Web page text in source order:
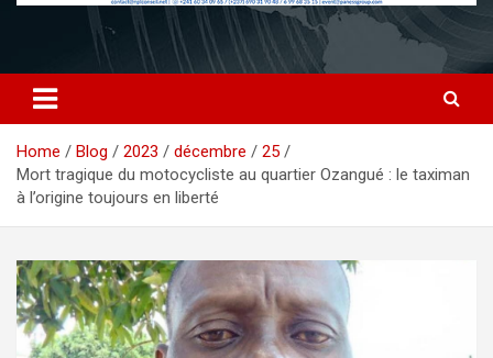
Home Blog 2023 décembre
25
Mort tragique du motocycliste au quartier Ozangué : le taximan
à l’origine toujours en liberté